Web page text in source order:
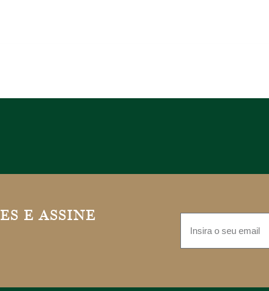
E ASSINE